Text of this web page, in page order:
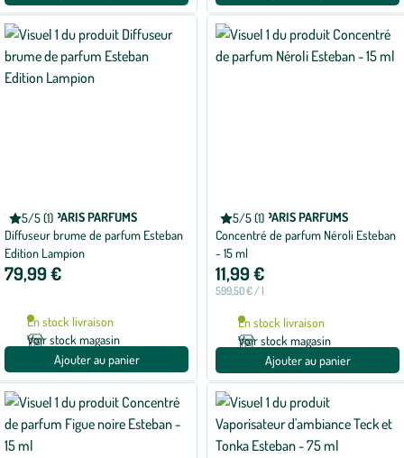
5/5 (1)
Note
moyenne
de
5
sur
ESTEBAN PARIS PARFUMS
Diffuseur brume de parfum Esteban
Edition Lampion
79,99 €
En stock livraison
Voir stock magasin
Ajouter au panier
5/5 (1)
Note
moyenne
de
5
sur
5
avec
ESTEBAN PARIS PARFUMS
Concentré de parfum Néroli Esteban
- 15 ml
11,99 €
599,50 € / l
En stock livraison
Voir stock magasin
Ajouter au panier